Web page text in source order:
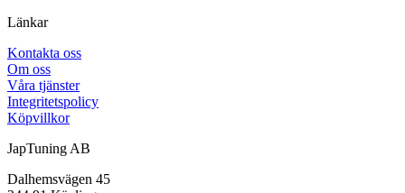
Länkar
Kontakta oss
Om oss
Våra tjänster
Integritetspolicy
Köpvillkor
JapTuning AB
Dalhemsvägen 45